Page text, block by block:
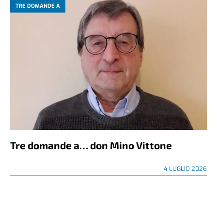
TRE DOMANDE A
Tre domande a… don Mino Vittone
4 LUGLIO 2026